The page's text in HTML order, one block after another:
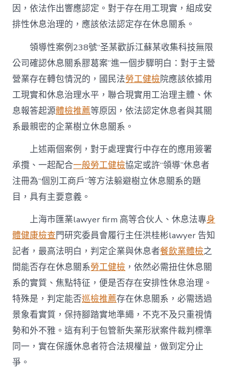
因，依法作出響應認定。對于存在用工現實，組成安
排性休息治理的，應該依法認定存在休息關系。
領導性案例238號“圣某歡訴江蘇某收集科技無限
公司確認休息關系膠葛案”進一個步驟明白：對于主營
營業存在轉包情況的，國民法勞工健檢院應該依據用
工現實和休息治理水平，聯合現實用工治理主體、休
息報答起源體檢推薦等原因，依法認定休息者與其關
系最親密的企業樹立休息關系。
上述兩個案例，對于處理實行中存在的應用簽署
承攬、一起配合一般勞工健檢協定或許“領導”休息者
注冊為“個別工商戶”等方法躲避樹立休息關系的題
目，具有主要意義。
上海市匯業lawyer firm 高等合伙人、休息法專身
體健康檢查門研究委員會履行主任洪桂彬lawyer 告知
記者，最高法明白，判定企業與休息者餐飲業體檢之
間能否存在休息關系勞工健檢 ，依然必需扭住休息關
系的實質、焦點特征，便是否存在安排性休息治理。
特殊是，判定能否巡檢推薦存在休息關系，必需透過
景象看實質，保持腳踏實地準繩，不克不及只重視情
勢和外不雅。這有利于包管新失業形狀案件裁判標準
同一，實在保護休息者符合法規權益，做到定分止
爭。